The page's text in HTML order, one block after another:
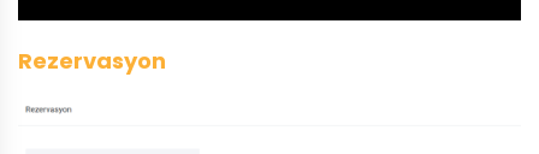
Rezervasyon